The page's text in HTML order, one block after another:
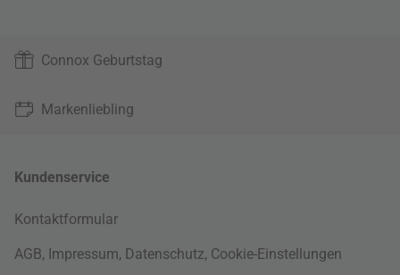
Connox Geburtstag
Markenliebling
Kundenservice
Kontaktformular
AGB, Impressum, Datenschutz, Cookie-Einstellungen